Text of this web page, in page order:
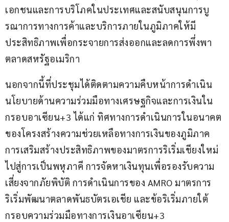
เอกชนและการบริโภคในประเทศและสนับสนุนการบู
รณาการทางการค้าและบริการภายในภูมิภาคให้มี
ประสิทธิภาพเพื่อกระจายการส่งออกและลดการพึ่งพา
ตลาดสหรัฐอเมริกา
นอกจากนี้ที่ประชุมได้ติดตามความคืบหน้าการดำเนิน
นโยบายด้านความร่วมมือทางเศรษฐกิจและการเงินใน
กรอบอาเซียน+3 ได้แก่ ทิศทางการดำเนินการในอนาคต
ของโครงสร้างความช่วยเหลือทางการเงินของภูมิภาค
การเสริมสร้างประสิทธิภาพของมาตรการริเริ่มเชียงใหม่
ไปสู่การเป็นพหุภาคี การจัดหาเงินทุนเพื่อรองรับความ
เสี่ยงจากภัยพิบัติ การดำเนินการของ AMRO มาตรการ
ริเริ่มพัฒนาตลาดพันธบัตรเอเชีย และข้อริเริ่มภายใต้
กรอบความร่วมมือทางการเงินอาเซียน+3